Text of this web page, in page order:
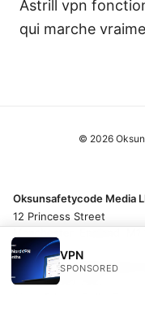
Astrill vpn
qui marche
VPN
SPONSORED
© 2026
Oksunsafetycode Media
12 Princess Street
GB
+44 20 7327 7527